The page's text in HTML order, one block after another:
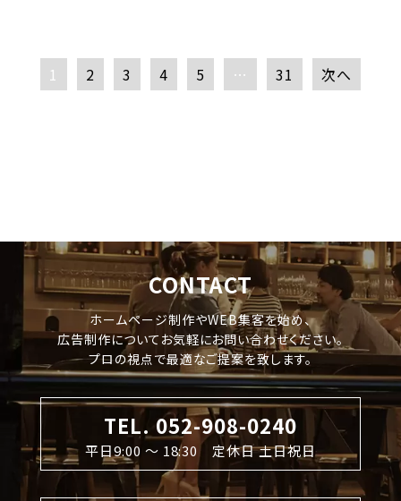
1 2 3 4 5 … 31 次へ
CONTACT
ホームページ制作やWEB集客を始め、
広告制作についてお気軽にお問い合わせください。
プロの視点で最適なご提案を致します。
TEL. 052-908-0240
平日9:00 〜 18:30 定休日 土日祝日